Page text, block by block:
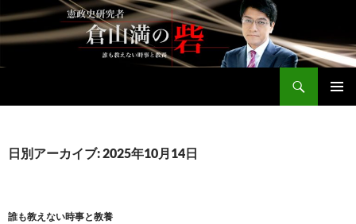
テ
ン
へ
ッ
日別アーカイブ: 2025年10月14日
誰も教えない時事と教養